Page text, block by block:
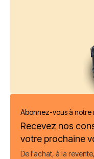
Abonnez-vous à notre
Recevez nos
votre prochaine
De l'achat, à la